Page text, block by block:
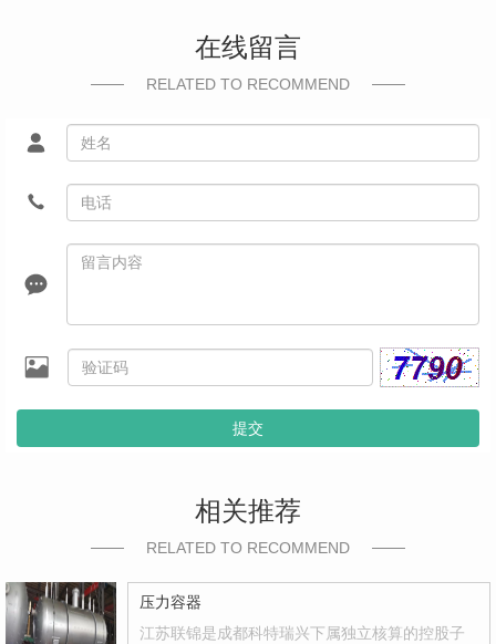
在线留言
RELATED TO RECOMMEND
提交
相关推荐
RELATED TO RECOMMEND
压力容器
江苏联锦是成都科特瑞兴下属独立核算的控股子